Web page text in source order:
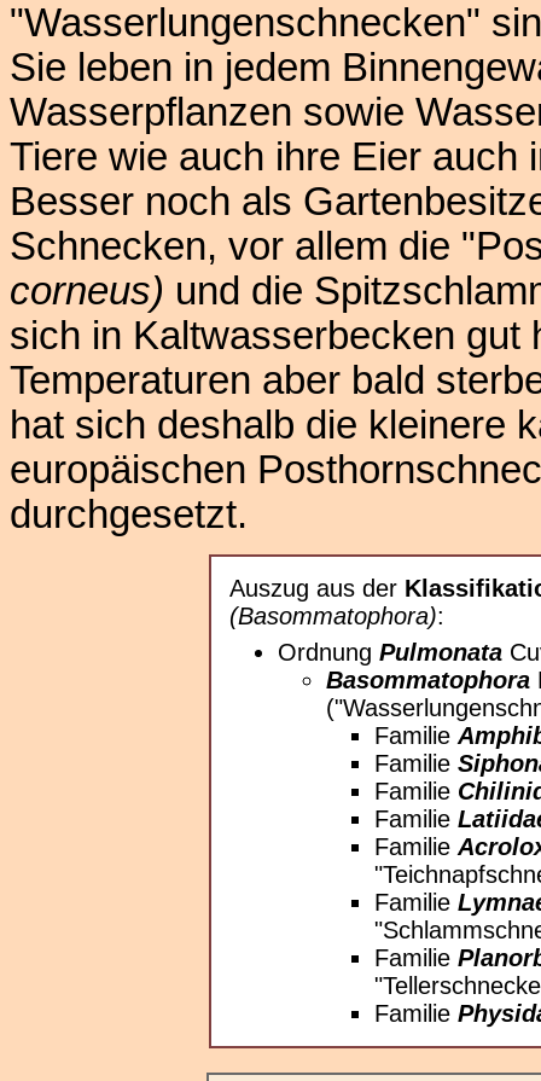
"Wasserlungenschnecken"
Sie leben in jedem
Wasserpflanzen sowie
Tiere wie auch ihre Eier auch
Besser noch als
Schnecken, vor allem die
corneus) und die
sich in Kaltwasserbecken gut
Temperaturen aber bald
hat sich deshalb die kleinere
europäischen
durchgesetzt.
Auszug aus der
(Basommatophora):
Ordnung Pulmonata
Basommatophora
Familie
Familie
Familie
Familie
Familie
Familie
Familie
Familie